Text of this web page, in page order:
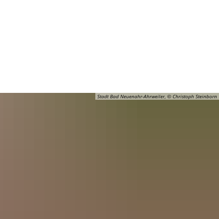
Stadt Bad Neuenahr-Ahrweiler, © Christoph Steinborn